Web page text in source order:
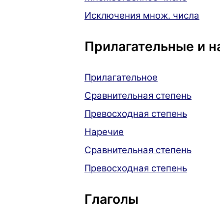
Исключения множ. числа
Прилагательные и
Прилагательное
Сравнительная степень
Превосходная степень
Наречие
Сравнительная степень
Превосходная степень
Глаголы